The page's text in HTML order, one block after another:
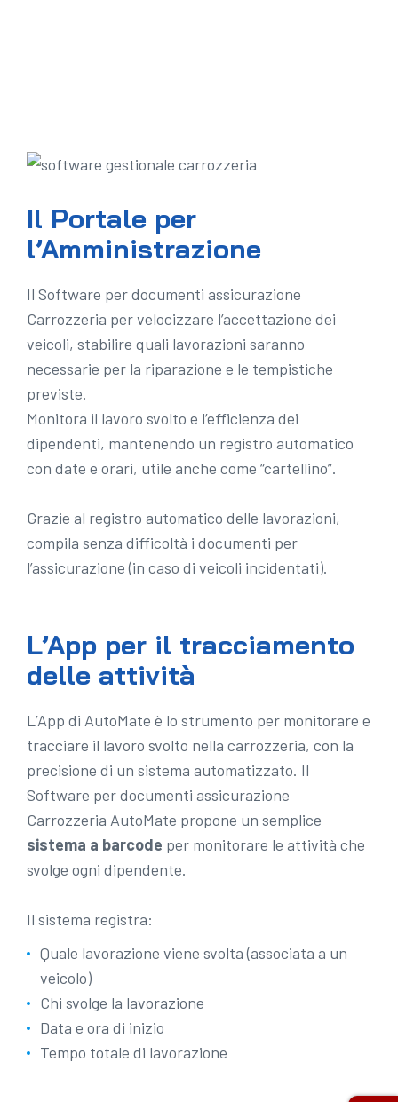
Il Portale per
l’Amministrazione
Il Software per documenti assicurazione
Carrozzeria per velocizzare l’accettazione dei
veicoli, stabilire quali lavorazioni saranno
necessarie per la riparazione e le tempistiche
previste.
Monitora il lavoro svolto e l’efficienza dei
dipendenti, mantenendo un registro automatico
con date e orari, utile anche come “cartellino”.
Grazie al registro automatico delle lavorazioni,
compila senza difficoltà i documenti per
l’assicurazione (in caso di veicoli incidentati).
L’App per il tracciamento
delle attività
L’App di AutoMate è lo strumento per monitorare e
tracciare il lavoro svolto nella carrozzeria, con la
precisione di un sistema automatizzato. Il
Software per documenti assicurazione
Carrozzeria AutoMate propone un semplice
sistema a barcode per monitorare le attività che
svolge ogni dipendente.
Il sistema registra:
Quale lavorazione viene svolta (associata a un
veicolo)
Chi svolge la lavorazione
Data e ora di inizio
Tempo totale di lavorazione